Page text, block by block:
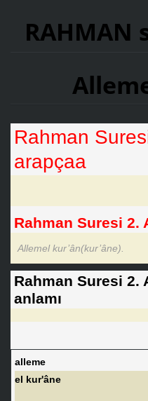
RAHMAN
Rahman
arapçaa
Rahman Suresi 2.
Allemel kur’ân(kur’âne).
Rahman Suresi 2.
anlamı
alleme
el kur'âne